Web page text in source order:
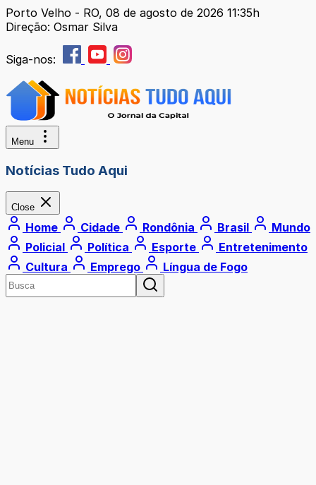
Porto Velho - RO, 08 de agosto de 2026 11:35h
Direção: Osmar Silva
Siga-nos:
Menu
Notícias Tudo Aqui
Close
Home Cidade Rondônia Brasil
Mundo
Policial
Política Esporte
Entretenimento
Cultura
Emprego Língua de Fogo